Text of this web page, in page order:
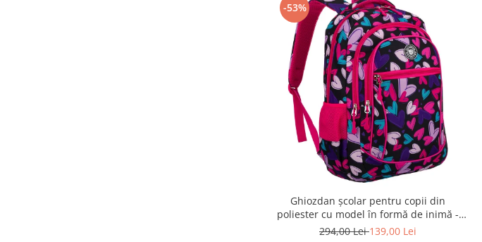
-53%
Ghiozdan școlar pentru copii din
poliester cu model în formă de inimă -
Peterson PTR-PTN BIEDRONKA G54
294,00 Lei139,00 Lei